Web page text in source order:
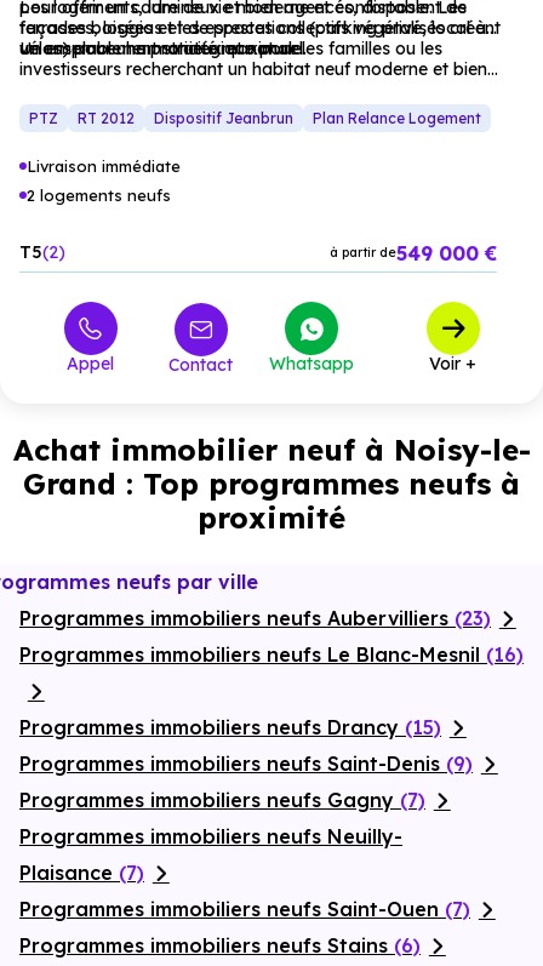
pour offrir un cadre de vie moderne et confortable. Les
façades boisées et les espaces collectifs végétalisés créent
un ensemble harmonieux et naturel.
Les logements, lumineux et bien agencés, disposent de
terrasses, loggias et de prestations (parking privé, local à
vélos) pour une praticité maximale.
Un emplacement stratégique pour les familles ou les
investisseurs recherchant un habitat neuf moderne et bien
PTZ RT 2012 Dispositif Jeanbrun Plan Relance Logement
Livraison immédiate
2 logements neufs
T5 2 à partir de549 000 €
Appel Contact Whatsapp Voir +
Achat immobilier neuf à Noisy-le-
Grand : Top programmes neufs à
proximité
neufs par ville
Programmes immobiliers neufs Aubervilliers (23)
Programmes immobiliers neufs Le Blanc-Mesnil (16)
Programmes immobiliers neufs Drancy (15)
Programmes immobiliers neufs Saint-Denis (9)
Programmes immobiliers neufs Gagny (7)
Programmes immobiliers neufs Neuilly-
Plaisance (7)
Programmes immobiliers neufs Saint-Ouen (7)
Programmes immobiliers neufs Stains (6)